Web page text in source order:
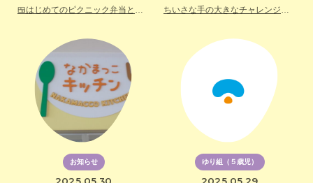
🍱はじめてのピクニック弁当と春の発見🐛🌺 ちいさな手の大きなチャレンジ💪✨～もも組の一日大公開～
お知らせ ゆり組（５歳児）